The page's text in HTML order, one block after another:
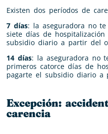
Existen dos períodos de
7 días: la aseguradora no
siete días de
subsidio diario a partir del
14 días: la aseguradora no
primeros catorce días de
pagarte el subsidio diario
Excepción:
carencia